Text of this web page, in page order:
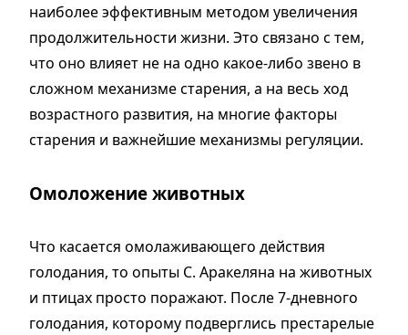
наиболее эффективным методом увеличения
продолжительности жизни. Это связано с тем,
что оно влияет не на одно какое-либо звено в
сложном механизме старения, а на весь ход
возрастного развития, на многие факторы
старения и важнейшие механизмы регуляции.
Омоложение животных
Что касается омолаживающего действия
голодания, то опыты С. Аракеляна на животных
и птицах просто поражают. После 7-дневного
голодания, которому подверглись престарелые